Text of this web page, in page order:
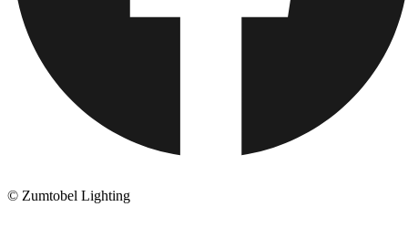
© Zumtobel Lighting